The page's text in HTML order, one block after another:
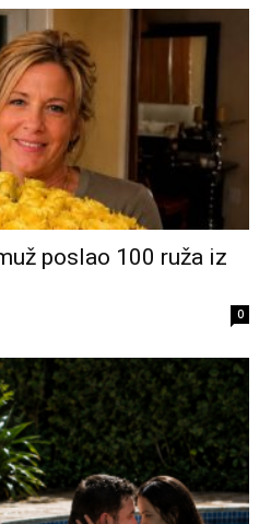
poslao 100 ruža iz
0